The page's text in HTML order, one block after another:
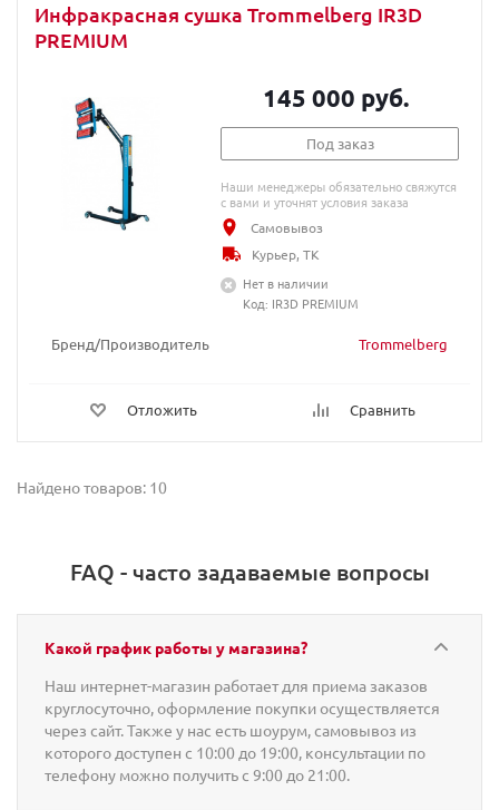
Инфракрасная сушка Trommelberg IR3D
PREMIUM
Бренд/Производитель Trommelberg
Отложить Сравнить
145 000 руб.
Под заказ
Наши менеджеры обязательно свяжутся
с вами и уточнят условия заказа
Самовывоз
Курьер, ТК
Нет в наличии
Код: IR3D PREMIUM
Найдено товаров: 10
FAQ - часто задаваемые вопросы
Какой график работы у магазина?
Наш интернет-магазин работает для приема заказов
круглосуточно, оформление покупки осуществляется
через сайт. Также у нас есть шоурум, самовывоз из
которого доступен с 10:00 до 19:00, консультации по
телефону можно получить с 9:00 до 21:00.